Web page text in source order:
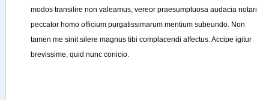
modos transilire non valeamus, vereor praesumptuosa audacia notari
peccator homo officium purgatissimarum mentium subeundo. Non
tamen me sinit silere magnus tibi complacendi affectus. Accipe igitur
brevissime, quid nunc conicio.